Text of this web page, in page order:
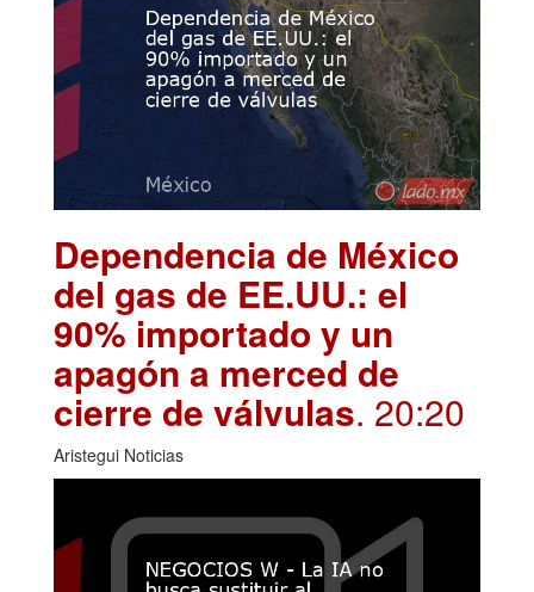
Dependencia de México
del gas de EE.UU.: el
90% importado y un
apagón a merced de
cierre de válvulas. 20:20
Aristegui Noticias